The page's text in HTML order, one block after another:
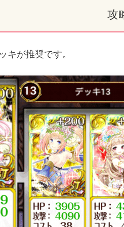
攻
キが推奨です。